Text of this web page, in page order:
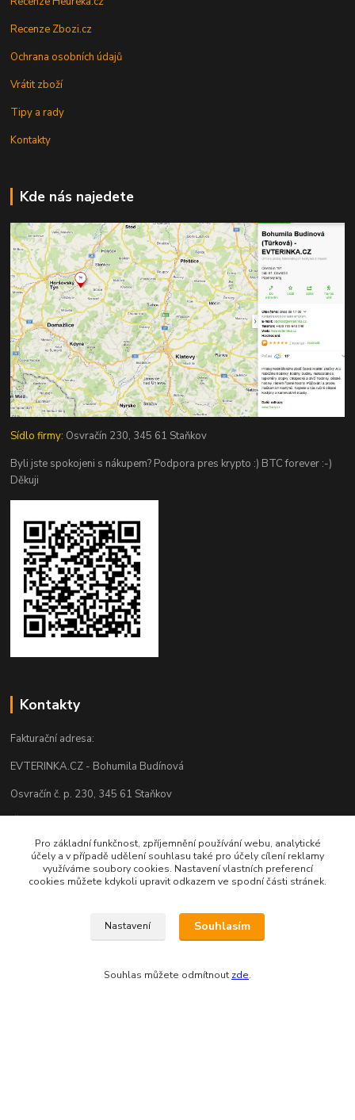
Recenze Zbozi.cz
Ochrana osobních údajů
Vrátit zboží
Tipy a rady
Kontakty
Kde nás najedete
Sídlo firmy: Osvračín 230, 345 61 Staňkov
Byli jste spokojeni s nákupem? Podpora pres krypto :) BTC forever :-)
Děkuji
Kontakty
Fakturační adresa:
EVTERINKA.CZ - Bohumila Budínová
Osvračín č. p. 230, 345 61 Staňkov
Bankovní spojení: 2800720013/2010
Odesíláme přes:
Pro základní funkčnost, zpříjemnění používání webu, analytické
účely a v případě udělení souhlasu také pro účely cílení reklamy
využíváme soubory cookies. Nastavení vlastních preferencí
cookies můžete kdykoli upravit odkazem ve spodní části stránek.
Nastavení Souhlasím
Souhlas můžete odmítnout zde.